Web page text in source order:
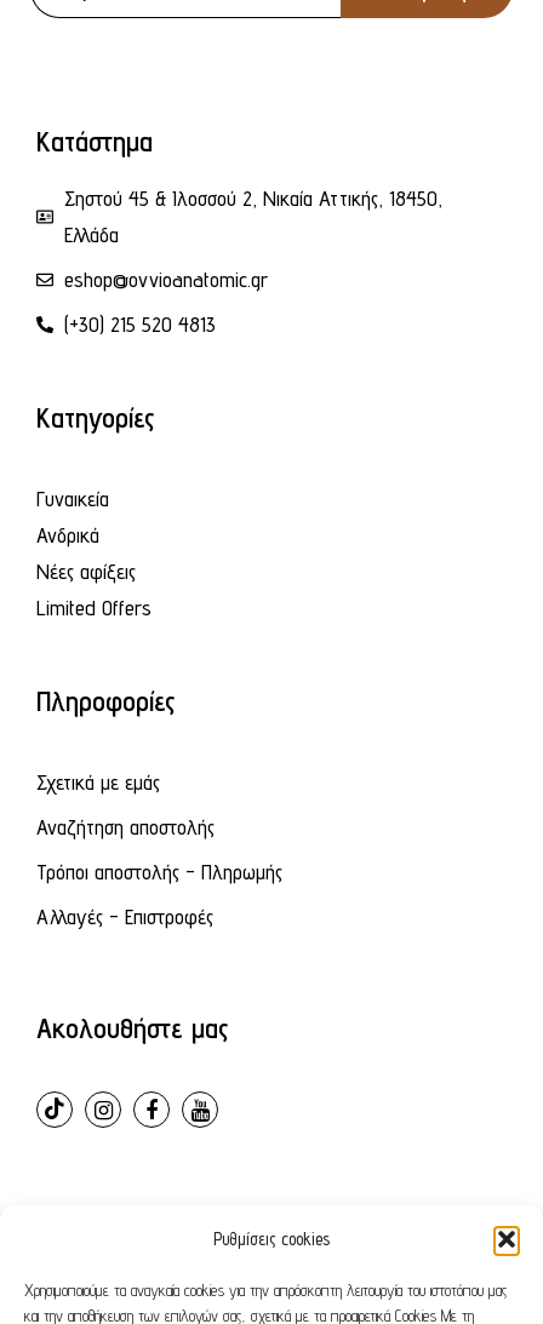
Ρυθμίσεις cookies
Χρησιμοποιούμε τα αναγκαία cookies για την απρόσκοπτη λειτουργία του ιστοτόπου μας
και την αποθήκευση των επιλογών σας, σχετικά με τα προαιρετικά Cookies Με τη
Κατάστημα
Σηστού 45 & Ιλοσσού 2, Νικαία Αττικής, 18450,
Ελλάδα
eshop@ovvioanatomic.gr
(+30) 215 520 4813
Κατηγορίες
Γυναικεία
Ανδρικά
Νέες αφίξεις
Limited Offers
Πληροφορίες
Σχετικά με εμάς
Αναζήτηση αποστολής
Τρόποι αποστολής - Πληρωμής
Αλλαγές - Επιστροφές
Ακολουθήστε μας
© 2024 – ovvioanatomic. All Rights Reserved. E-shop
developed by Webleaders.gr